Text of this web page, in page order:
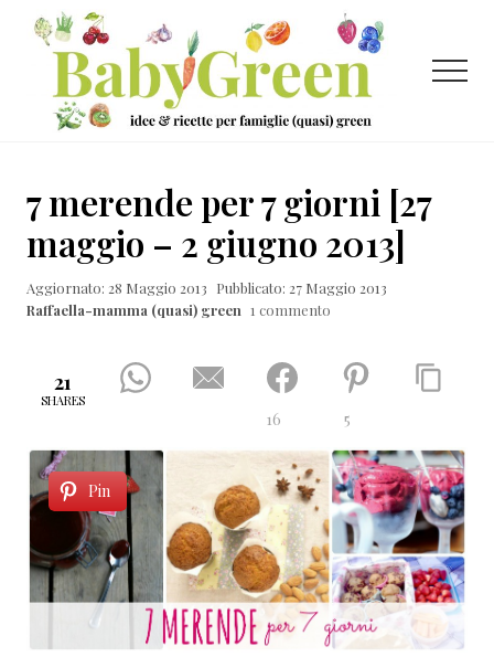
Menu
Passa
contenuto
principale
Passa
laterale
primaria
Passa
ricette
per
famiglie
Menu
7 merende per 7 giorni [27
maggio – 2 giugno 2013]
Aggiornato: 28 Maggio 2013 Pubblicato: 27 Maggio 2013
Raffaella-mamma (quasi) green 1 commento
21
SHARES
16 5
Pin